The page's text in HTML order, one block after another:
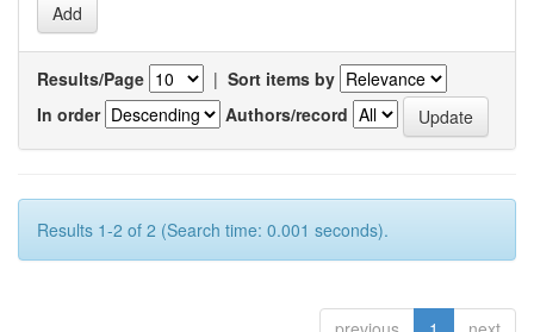
Results/Page | Sort items by
In order
Authors/record
Results 1-2 of 2 (Search time: 0.001 seconds).